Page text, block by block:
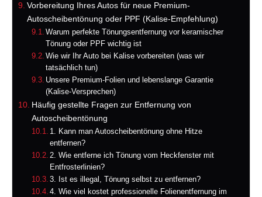
Vorbereitung Ihres Autos für neue Premium-
Autoscheibentönung oder PPF (Kalise-Empfehlung)
Warum perfekte Tönungsentfernung vor keramischer
Tönung oder PPF wichtig ist
Wie wir Ihr Auto bei Kalise vorbereiten (was wir
tatsächlich tun)
Unsere Premium-Folien und lebenslange Garantie
(Kalise-Versprechen)
Häufig gestellte Fragen zur Entfernung von
Autoscheibentönung
1. Kann man Autoscheibentönung ohne Hitze
entfernen?
2. Wie entferne ich Tönung vom Heckfenster mit
Entfrosterlinien?
3. Ist es illegal, Tönung selbst zu entfernen?
4. Wie viel kostet professionelle Folienentfernung im